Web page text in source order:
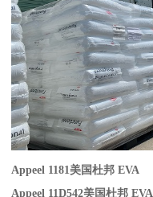
Appeel 1181美国杜邦 EVA
Appeel 11D542美国杜邦 EVA